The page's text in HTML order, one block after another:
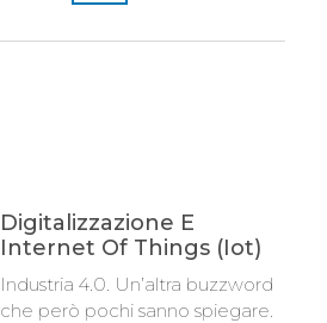
Digitalizzazione E
Internet Of Things (iot)
Industria 4.0. Un’altra buzzword
che però pochi sanno spiegare.